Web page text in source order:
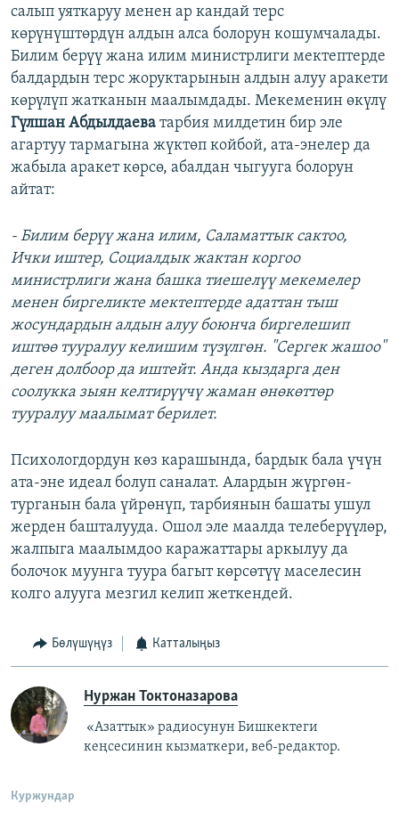
салып уяткаруу менен ар кандай терс
көрүнүштөрдүн алдын алса болорун кошумчалады.
Билим берүү жана илим министрлиги мектептерде
балдардын терс жоруктарынын алдын алуу аракети
көрүлүп жатканын маалымдады. Мекеменин өкүлү
Гүлшан Абдылдаева тарбия милдетин бир эле
агартуу тармагына жүктөп койбой, ата-энелер да
жабыла аракет көрсө, абалдан чыгууга болорун
айтат:
- Билим берүү жана илим, Саламаттык сактоо,
Ички иштер, Социалдык жактан коргоо
министрлиги жана башка тиешелүү мекемелер
менен биргеликте мектептерде адаттан тыш
жосундардын алдын алуу боюнча биргелешип
иштөө тууралуу келишим түзүлгөн. "Сергек жашоо"
деген долбоор да иштейт. Анда кыздарга ден
соолукка зыян келтирүүчү жаман өнөкөттөр
тууралуу маалымат берилет.
Психологдордун көз карашында, бардык бала үчүн
ата-эне идеал болуп саналат. Алардын жүргөн-
турганын бала үйрөнүп, тарбиянын башаты ушул
жерден башталууда. Ошол эле маалда телеберүүлөр,
жалпыга маалымдоо каражаттары аркылуу да
болочок муунга туура багыт көрсөтүү маселесин
колго алууга мезгил келип жеткендей.
Бөлүшүңүз Катталыңыз
Нуржан Токтоназарова
«Азаттык» радиосунун Бишкектеги
кеңсесинин кызматкери, веб-редактор.
Куржундар